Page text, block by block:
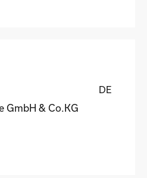
DE
GmbH & Co.KG